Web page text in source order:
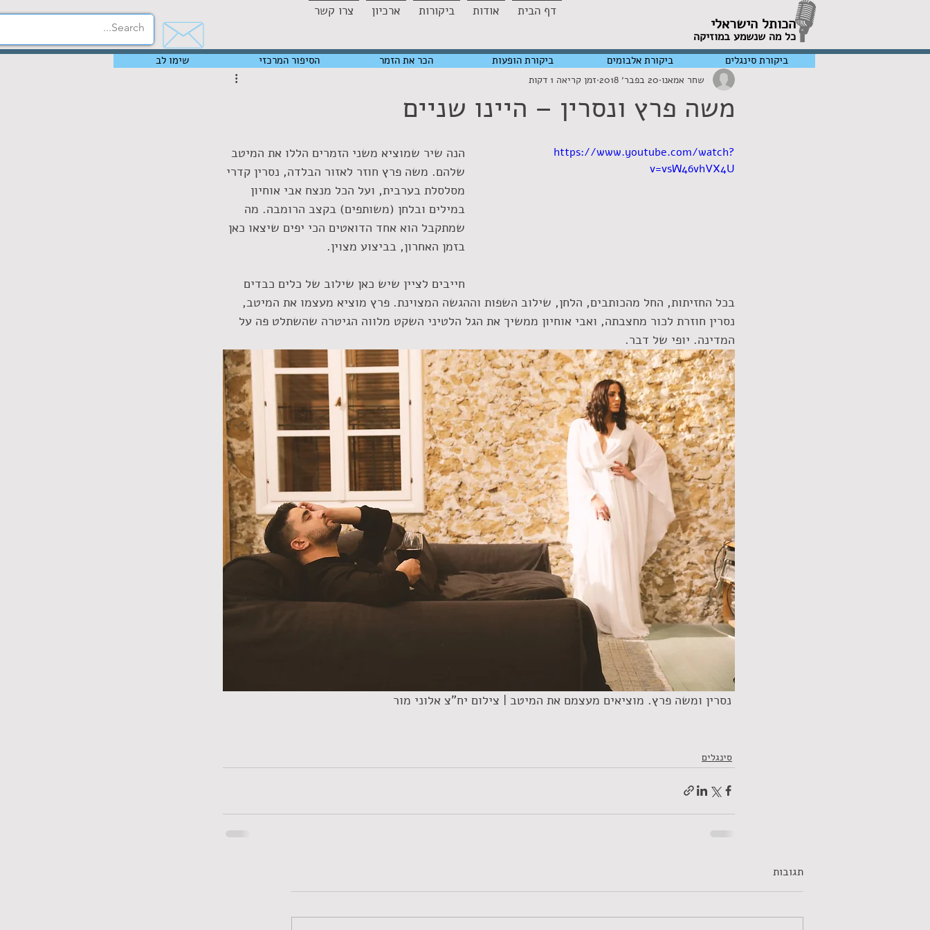
הכותל הישראלי
כל מה שנשמע במוזיקה
דף הבית אודות ביקורות ארכיון צרו קשר
משה פרץ ונסרין – היינו שניים
שחר אמאנו 20 בפבר׳ 2018 זמן קריאה 1 דקות
https://www.youtube.com/watch?
v=vsW46vhVX4U
הנה שיר שמוציא משני הזמרים הללו את המיטב
שלהם. משה פרץ חוזר לאזור הבלדה, נסרין קדרי
מסלסלת בערבית, ועל הכל מנצח אבי אוחיון
במילים ובלחן (משותפים) בקצב הרומבה. מה
שמתקבל הוא אחד הדואטים הכי יפים שיצאו כאן
בזמן האחרון, בביצוע מצוין.
חייבים לציין שיש כאן שילוב של כלים כבדים
בכל החזיתות, החל מהכותבים, הלחן, שילוב השפות וההגשה המצוינת. פרץ מוציא מעצמו את המיטב,
נסרין חוזרת לכור מחצבתה, ואבי אוחיון ממשיך את הגל הלטיני השקט מלווה הגיטרה שהשתלט פה על
המדינה. יופי של דבר.
סינגלים
תגובות
שימו לב הסיפור המרכזי הכר את הזמר ביקורת הופעות ביקורת אלבומים ביקורת סינגלים